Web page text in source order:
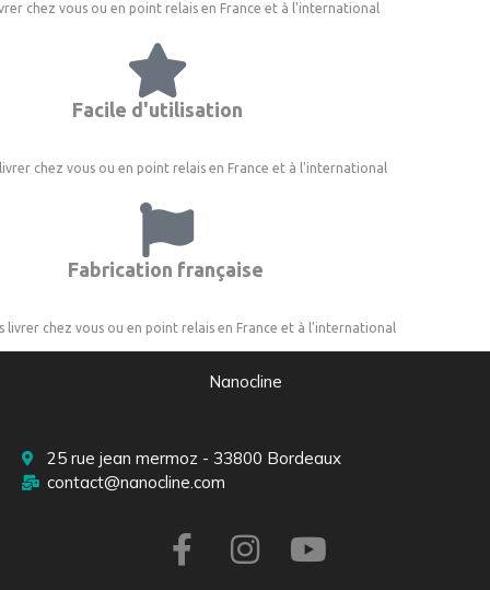
chez vous ou en point relais en France et à l'international
Facile d'utilisation
chez vous ou en point relais en France et à l'international
Fabrication française
livrer chez vous ou en point relais en France et à l'international
Nanocline
25 rue jean mermoz - 33800 Bordeaux
contact@nanocline.com